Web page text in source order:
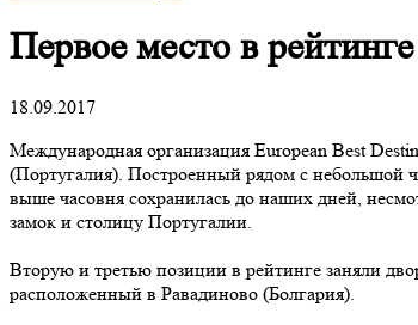
Первое место в
18.09.2017
Международная организация European Best
(Португалия). Построенный рядом с небольшой
выше часовня сохранилась до наших дней,
замок и столицу Португалии.
Вторую и третью позиции в рейтинге заняли
расположенный в Равадиново (Болгария).